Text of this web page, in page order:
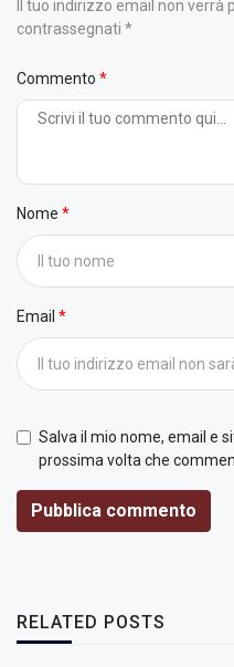
Il tuo indirizzo email non
contrassegnati *
Commento
Nome
Email
Salva il mio nome, email e
prossima volta che
Pubblica commento
RELATED POSTS